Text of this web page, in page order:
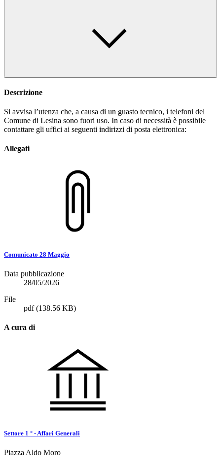
Descrizione
Si avvisa l’utenza che, a causa di un guasto tecnico, i telefoni del
Comune di Lesina sono fuori uso. In caso di necessità è possibile
contattare gli uffici ai seguenti indirizzi di posta elettronica:
Allegati
Comunicato 28 Maggio
Data pubblicazione
28/05/2026
File
pdf(138.56 KB)
A cura di
Settore 1 ° - Affari Generali
Piazza Aldo Moro